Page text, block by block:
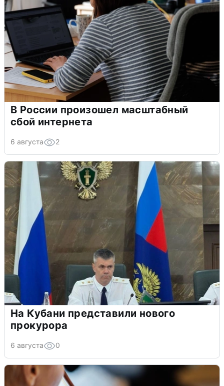
В России произошел масштабный
сбой интернета
6 августа 2
На Кубани представили нового
прокурора
6 августа 0